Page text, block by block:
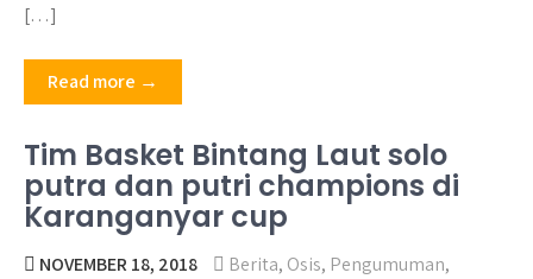
[…]
Read more →
Tim Basket Bintang Laut solo
putra dan putri champions di
Karanganyar cup
NOVEMBER 18, 2018 Berita, Osis, Pengumuman,